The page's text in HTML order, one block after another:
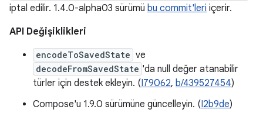
iptal edilir. 1.4.0-alpha03 sürümü bu commit'leri içerir.
API Değişiklikleri
encodeToSavedState ve
decodeFromSavedState 'da null değer atanabilir
türler için destek ekleyin. (I79062, b/439527454)
Compose'u 1.9.0 sürümüne güncelleyin. (I2b9de)